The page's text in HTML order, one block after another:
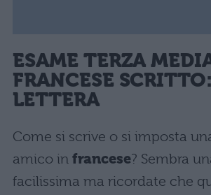
ESAME TERZA
FRANCESE
LETTERA
Come si scrive o si imposta
amico in francese? Sembra
facilissima ma ricordate che